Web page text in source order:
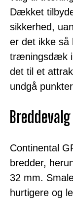
Dækket
sikkerhed,
er det ikke så
træningsdæk i
det til et
undgå
Continental
bredder,
32 mm.
hurtigere og